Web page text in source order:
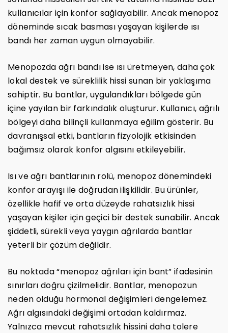
kullanıcılar için konfor sağlayabilir. Ancak menopoz
döneminde sıcak basması yaşayan kişilerde ısı
bandı her zaman uygun olmayabilir.
Menopozda ağrı bandı ise ısı üretmeyen, daha çok
lokal destek ve süreklilik hissi sunan bir yaklaşıma
sahiptir. Bu bantlar, uygulandıkları bölgede gün
içine yayılan bir farkındalık oluşturur. Kullanıcı, ağrılı
bölgeyi daha bilinçli kullanmaya eğilim gösterir. Bu
davranışsal etki, bantların fizyolojik etkisinden
bağımsız olarak konfor algısını etkileyebilir.
Isı ve ağrı bantlarının rolü, menopoz dönemindeki
konfor arayışı ile doğrudan ilişkilidir. Bu ürünler,
özellikle hafif ve orta düzeyde rahatsızlık hissi
yaşayan kişiler için geçici bir destek sunabilir. Ancak
şiddetli, sürekli veya yaygın ağrılarda bantlar
yeterli bir çözüm değildir.
Bu noktada “menopoz ağrıları için bant” ifadesinin
sınırları doğru çizilmelidir. Bantlar, menopozun
neden olduğu hormonal değişimleri dengelemez.
Ağrı algısındaki değişimi ortadan kaldırmaz.
Yalnızca mevcut rahatsızlık hissini daha tolere